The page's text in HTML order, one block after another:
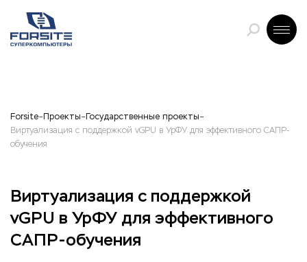
Forsite Проекты Государственные проекты
Виртуализация с поддержкой vGPU в УрФУ для эффективного САПР-
обучения
Виртуализация с поддержкой
vGPU в УрФУ для эффективного
САПР-обучения